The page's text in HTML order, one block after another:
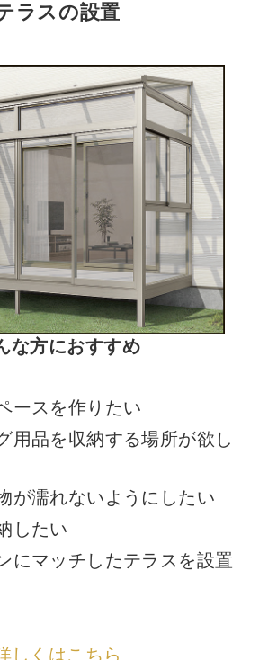
ラスの設置
な方におすすめ
ースを作りたい
用品を収納する場所が欲し
が濡れないようにしたい
したい
にマッチしたテラスを設置
しくはこちら